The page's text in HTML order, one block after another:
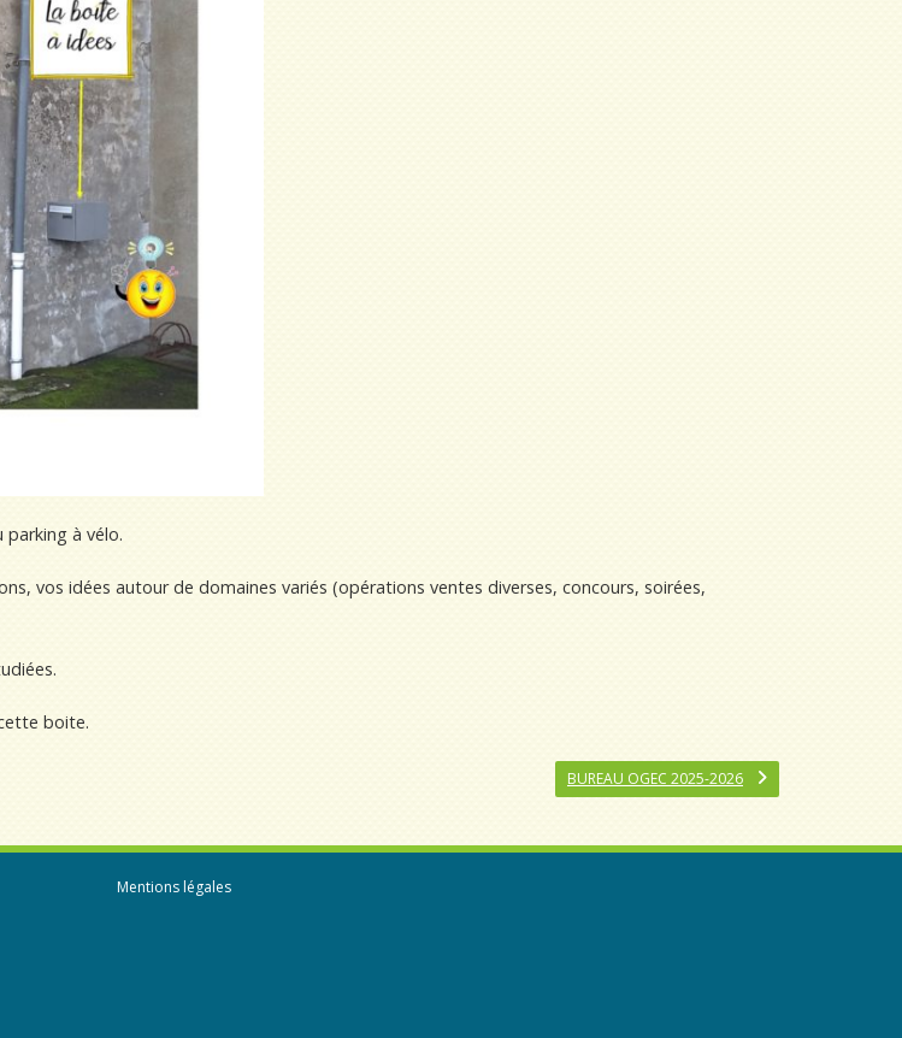
à vélo.
vos idées autour de domaines variés (opérations ventes diverses, concours, soirées,
boite.
BUREAU OGEC 2025-2026
Mentions légales